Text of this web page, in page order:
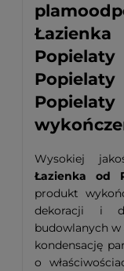
Wysokiej
Łazienka od
produkt
dekoracji i
budowlanych w
kondensację
o